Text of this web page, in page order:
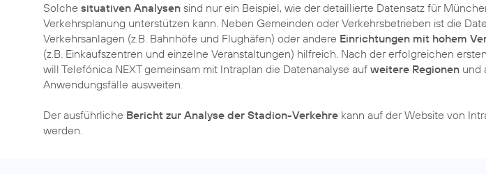
Solche situativen Analysen sind nur ein Beispiel, wie der detaillierte Datensatz für
Verkehrsplanung unterstützen kann. Neben Gemeinden oder Verkehrsbetrieben ist die
Verkehrsanlagen (z.B. Bahnhöfe und Flughäfen) oder andere Einrichtungen mit hohem
(z.B. Einkaufszentren und einzelne Veranstaltungen) hilfreich. Nach der erfolgreichen
will Telefónica NEXT gemeinsam mit Intraplan die Datenanalyse auf weitere Regionen und
Anwendungsfälle ausweiten.
Der ausführliche Bericht zur Analyse der Stadion-Verkehre kann auf der Website von
werden.